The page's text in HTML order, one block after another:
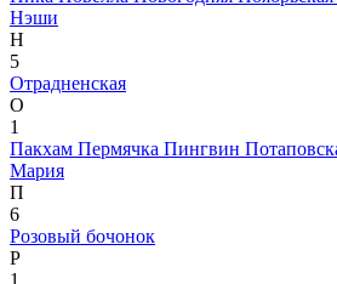
Нэши
Н
5
Отрадненская
О
1
Пакхам Пермячка Пингвин
Мария
П
6
Розовый бочонок
Р
1